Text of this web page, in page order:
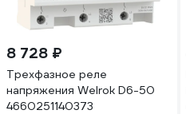
8 728 ₽
Трехфазное реле
напряжения Welrok D6-50
4660251140373